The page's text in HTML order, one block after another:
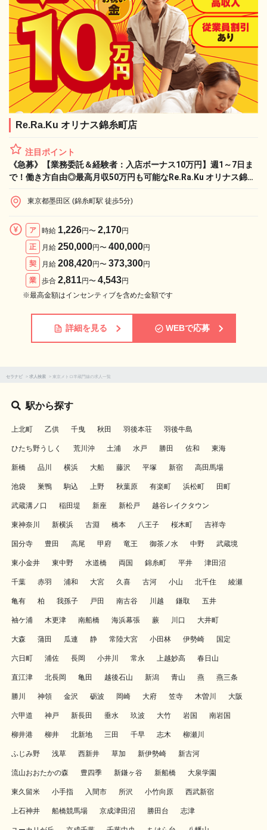
Re.Ra.Ku オリナス錦糸町店
注目ポイント
《急募》【業務委託＆経験者：入店ボーナス10万円】週1～7日ま
で！働き方自由◎最高月収50万円も可能なRe.Ra.Ku オリナス錦糸
東京都墨田区 (錦糸町駅 徒歩5分)
ア 時給 1,226円〜 2,170円
正
月給 250,000円〜 400,000円
契
月給 208,420円〜 373,300円
業
歩合 2,811円〜 4,543円
※最高金額はインセンティブを含めた金額です
詳細を見る WEBで応募
セラナビ > 求人検索 > 東京メトロ半蔵門線の求人一覧
駅から探す
上北町 乙供 千曳 秋田 羽後本荘 羽後牛島
ひたち野うしく 荒川沖 土浦 水戸 勝田 佐和 東海
新橋 品川 横浜 大船 藤沢 平塚 新宿 高田馬場
池袋 巣鴨 駒込 上野 秋葉原 有楽町 浜松町 田町
武蔵溝ノ口 稲田堤 新座 新松戸 越谷レイクタウン
東神奈川 新横浜 古淵 橋本 八王子 桜木町 吉祥寺
国分寺 豊田 高尾 甲府 竜王 御茶ノ水 中野 武蔵境
東小金井 東中野 水道橋 両国 錦糸町 平井 津田沼
千葉 赤羽 浦和 大宮 久喜 古河 小山 北千住 綾瀬
亀有 柏 我孫子 戸田 南古谷 川越 鎌取 五井
袖ケ浦 木更津 南船橋 海浜幕張 蕨 川口 大井町
大森 蒲田 瓜連 静 常陸大宮 小田林 伊勢崎 国定
六日町 浦佐 長岡 小井川 常永 上越妙高 春日山
直江津 北長岡 亀田 越後石山 新潟 青山 燕 燕三条
勝川 神領 金沢 砺波 岡崎 大府 笠寺 木曽川 大阪
六甲道 神戸 新長田 垂水 玖波 大竹 岩国 南岩国
柳井港 柳井 北新地 三田 千早 志木 柳瀬川
ふじみ野 浅草 西新井 草加 新伊勢崎 新古河
流山おおたかの森 豊四季 新鎌ヶ谷 新船橋 大泉学園
東久留米 小手指 入間市 所沢 小竹向原 西武新宿
上石神井 船橋競馬場 京成津田沼 勝田台 志津